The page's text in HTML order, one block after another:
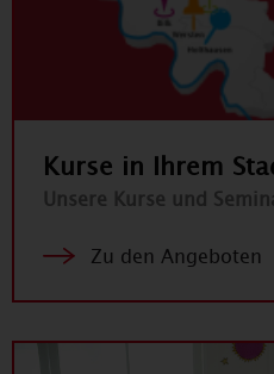
Kurse in Ihrem
Unsere Kurse und
Zu den Angeboten